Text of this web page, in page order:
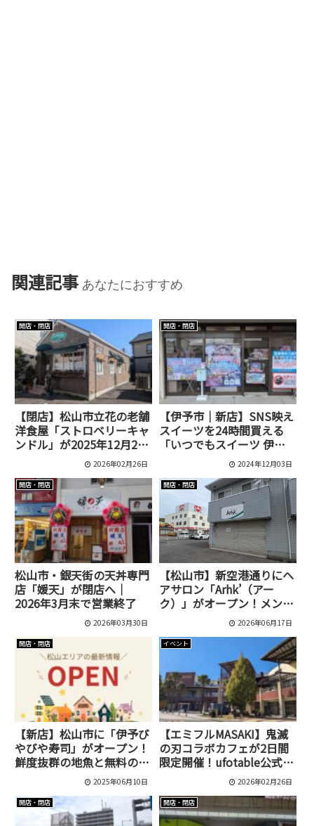
関連記事 あなたにおすすめ
開店・閉店
【閉店】松山市立花の老舗
洋食屋「ストロベリーキャ
ンドル」が2025年12月26
2026年02月26日
開店・閉店
【伊予市｜新店】SNS映え
スイーツを24時間買える
「いつでもスイーツ 伊予
店」が12月14日にオープ
2024年12月03日
開店・閉店
松山市・銀天街の天丼専門
店「媛天」が閉店へ｜
2026年3月末で営業終了
2026年03月30日
開店・閉店
【松山市】新空港通りにヘ
アサロン「Arhk’（アー
ク）」がオープン！メンズ
カットやパーマに対応
2026年06月17日
開店・閉店
【新店】松山市に「伊予び
やびや寿司」がオープン！
鮮度抜群の地魚と無料の味
2025年06月10日
イベント
【エミフルMASAKI】鬼滅
の刃コラボカフェが2日間
限定開催！ufotable公式キ
ッチンカーが愛媛に登場
2026年02月26日
開店・閉店 開店・閉店